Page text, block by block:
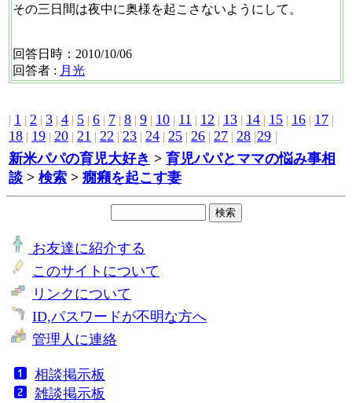
その三日間は夜中に奥様を起こさないようにして。
回答日時：2010/10/06
回答者 : 月光
| 1 | 2 | 3 | 4 | 5 | 6 | 7 | 8 | 9 | 10 | 11 | 12 | 13 | 14 | 15 | 16 | 17 |
18 | 19 | 20 | 21 | 22 | 23 | 24 | 25 | 26 | 27 | 28 |29 |
新米パパの育児大好き > 育児パパとママの悩み事相
談 > 検索 >癇癪を起こす妻
お友達に紹介する
このサイトについて
リンクについて
ID,パスワードが不明な方へ
管理人に連絡
相談掲示板
雑談掲示板